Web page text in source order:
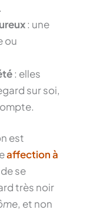
: une
ou
: elles
sur soi,
est
affection à
se
très noir
, et non